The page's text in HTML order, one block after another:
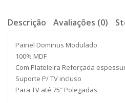
Descrição Avaliações (0)
Painel Dominus Modulado
100% MDF
Com Plateleira Reforçada
Suporte P/ TV incluso
Para TV até 75″ Polegadas